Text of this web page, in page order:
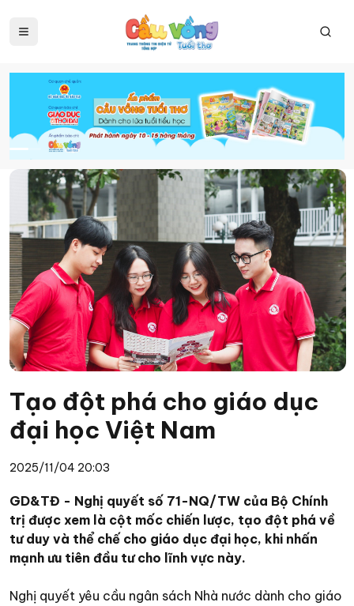
Tạo đột phá cho giáo dục
đại học Việt Nam
2025/11/04 20:03
GD&TĐ - Nghị quyết số 71-NQ/TW của Bộ Chính
trị được xem là cột mốc chiến lược, tạo đột phá về
tư duy và thể chế cho giáo dục đại học, khi nhấn
mạnh ưu tiên đầu tư cho lĩnh vực này.
Nghị quyết yêu cầu ngân sách Nhà nước dành cho giáo